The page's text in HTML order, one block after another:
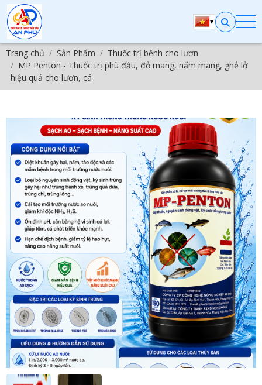
▾
Trang chủ Sản Phẩm
Thuốc trị bệnh cho lươn
MP Penton - Thuốc trị phù đầu, đỏ mang, nấm mang, ghẻ lở
hiệu quả cho lươn, cá